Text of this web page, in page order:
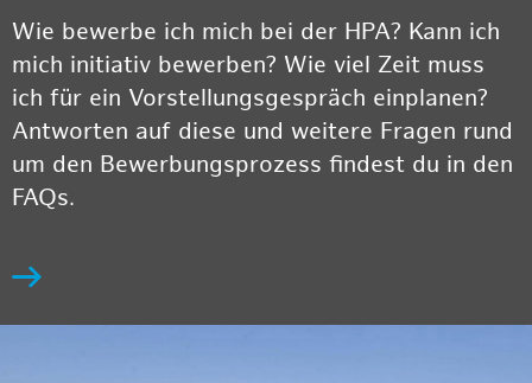
Wie bewerbe ich mich bei der HPA? Kann ich
mich initiativ bewerben? Wie viel Zeit muss
ich für ein Vorstellungsgespräch einplanen?
Antworten auf diese und weitere Fragen rund
um den Bewerbungsprozess findest du in den
FAQs.